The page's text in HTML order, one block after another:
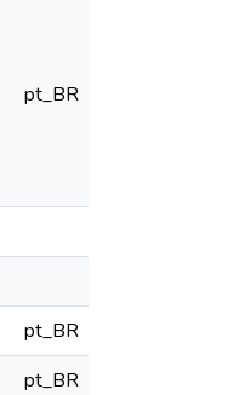
pt_BR
pt_BR
pt_BR